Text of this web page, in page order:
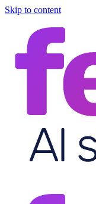
Skip to content